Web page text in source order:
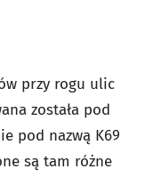
przy rogu ulic
została pod
pod nazwą K69
są tam różne